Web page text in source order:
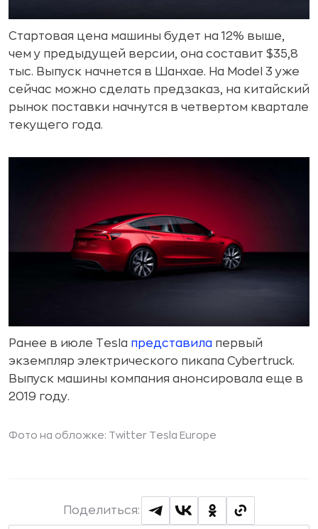
Стартовая цена машины будет на 12% выше,
чем у предыдущей версии, она составит $35,8
тыс. Выпуск начнется в Шанхае. На Model 3 уже
сейчас можно сделать предзаказ, на китайский
рынок поставки начнутся в четвертом квартале
текущего года.
Ранее в июле Tesla представила первый
экземпляр электрического пикапа Cybertruck.
Выпуск машины компания анонсировала еще в
2019 году.
Фото на обложке: Twitter Tesla Europe
Поделиться: